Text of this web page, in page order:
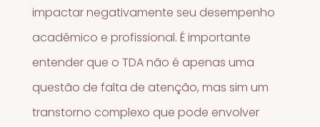
impactar negativamente seu desempenho
acadêmico e profissional. É importante
entender que o TDA não é apenas uma
questão de falta de atenção, mas sim um
transtorno complexo que pode envolver